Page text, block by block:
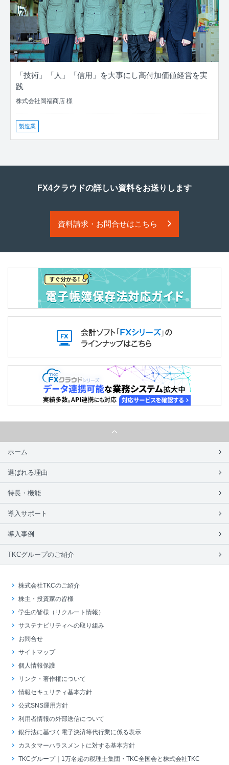
「技術」「人」「信用」を大事にし高付加価値経営を実
践
株式会社岡福商店 様
製造業
FX4クラウドの詳しい資料をお送りします
資料請求・お問合せはこちら
ホーム
選ばれる理由
特長・機能
導入サポート
導入事例
TKCグループのご紹介
株式会社TKCのご紹介
株主・投資家の皆様
学生の皆様（リクルート情報）
サステナビリティへの取り組み
お問合せ
サイトマップ
個人情報保護
リンク・著作権について
情報セキュリティ基本方針
公式SNS運用方針
利用者情報の外部送信について
銀行法に基づく電子決済等代行業に係る表示
カスタマーハラスメントに対する基本方針
TKCグループ｜1万名超の税理士集団・TKC全国会と株式会社TKC